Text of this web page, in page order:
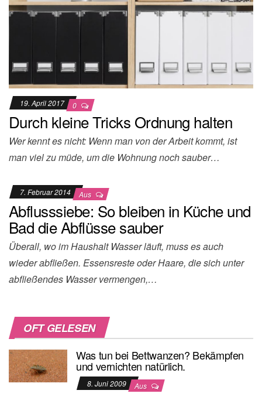
19. April 2017 0
Durch kleine Tricks Ordnung halten
Wer kennt es nicht: Wenn man von der Arbeit kommt, ist
man viel zu müde, um die Wohnung noch sauber…
7. Februar 2014 Aus
Abflusssiebe: So bleiben in Küche und
Bad die Abflüsse sauber
Überall, wo im Haushalt Wasser läuft, muss es auch
wieder abfließen. Essensreste oder Haare, die sich unter
abfließendes Wasser vermengen,…
OFT GELESEN
Was tun bei Bettwanzen? Bekämpfen
und vernichten natürlich.
8. Juni 2009 Aus